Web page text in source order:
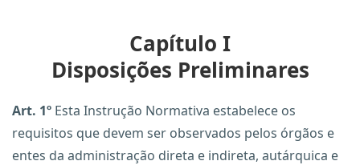
Capítulo I
Disposições Preliminares
Art. 1º Esta Instrução Normativa estabelece os
requisitos que devem ser observados pelos órgãos e
entes da administração direta e indireta, autárquica e